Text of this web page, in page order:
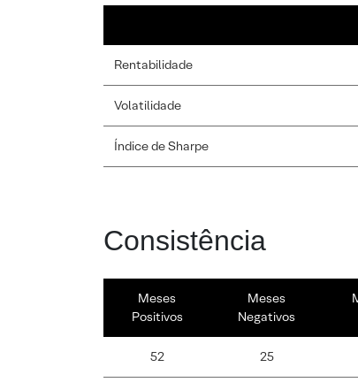
Rentabilidade
Volatilidade
Índice de Sharpe
Consistência
Meses
Positivos
Meses
Negativos
52 25